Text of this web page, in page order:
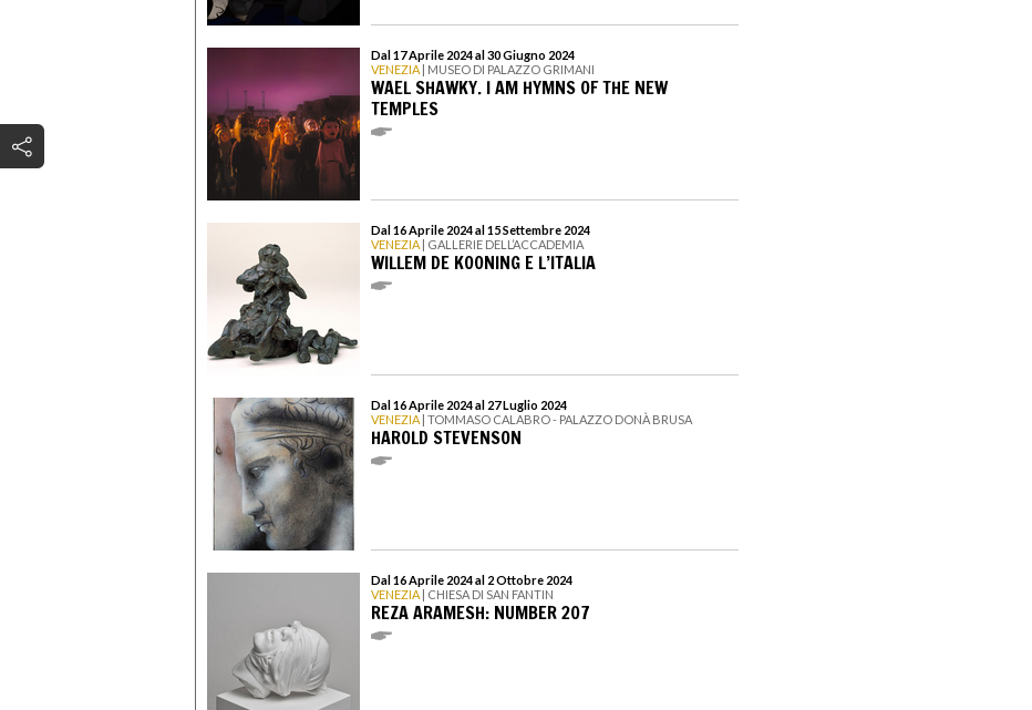
Dal 17 Aprile 2024 al 30 Giugno 2024
VENEZIA | MUSEO DI PALAZZO GRIMANI
WAEL SHAWKY. I AM HYMNS OF THE NEW
TEMPLES
Dal 16 Aprile 2024 al 15 Settembre 2024
VENEZIA | GALLERIE DELL’ACCADEMIA
WILLEM DE KOONING E L’ITALIA
Dal 16 Aprile 2024 al 27 Luglio 2024
VENEZIA | TOMMASO CALABRO - PALAZZO DONÀ BRUSA
HAROLD STEVENSON
Dal 16 Aprile 2024 al 2 Ottobre 2024
VENEZIA | CHIESA DI SAN FANTIN
REZA ARAMESH: NUMBER 207